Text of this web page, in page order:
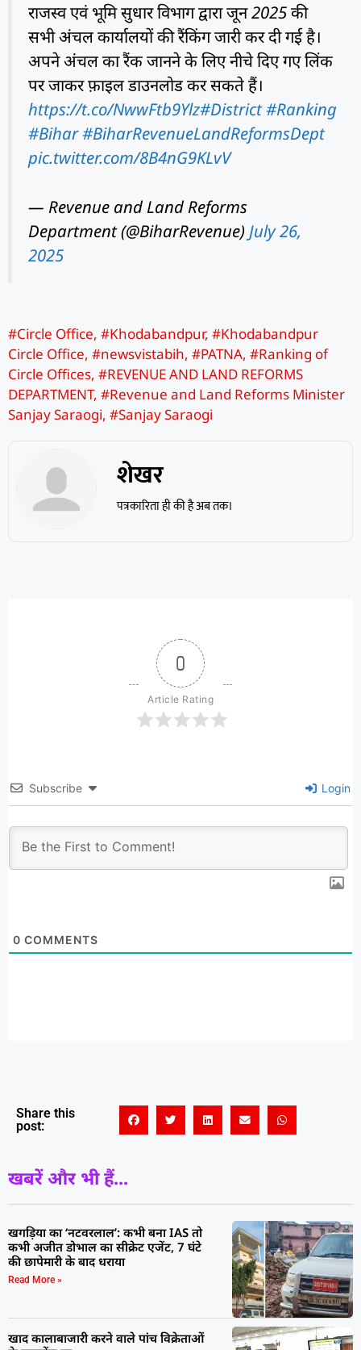
राजस्व एवं भूमि सुधार विभाग द्वारा जून 2025 की
सभी अंचल कार्यालयों की रैंकिंग जारी कर दी गई है।
अपने अंचल का रैंक जानने के लिए नीचे दिए गए लिंक
पर जाकर फ़ाइल डाउनलोड कर सकते हैं।
https://t.co/NwwFtb9Ylz#District#Ranking
#Bihar#BiharRevenueLandReformsDept
pic.twitter.com/8B4nG9KLvV
— Revenue and Land Reforms
Department (@BiharRevenue) July 26,
2025
#Circle Office, #Khodabandpur, #Khodabandpur
Circle Office, #newsvistabih, #PATNA, #Ranking of
Circle Offices, #REVENUE AND LAND REFORMS
DEPARTMENT, #Revenue and Land Reforms Minister
Sanjay Saraogi, #Sanjay Saraogi
शेखर
पत्रकारिता ही की है अब तक।
0
Article Rating
Subscribe Login
0 COMMENTS
Share this
post:
खबरें और भी हैं...
खगड़िया का ‘नटवरलाल’: कभी बना IAS तो
कभी अजीत डोभाल का सीक्रेट एजेंट, 7 घंटे
की छापेमारी के बाद धराया
Read More »
खाद कालाबाजारी करने वाले पांच विक्रेताओं